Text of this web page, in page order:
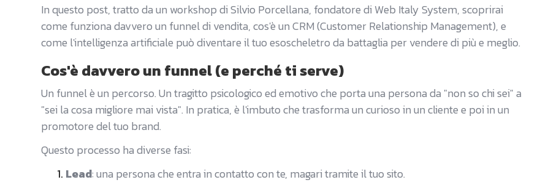
In questo post, tratto da un workshop di Silvio Porcellana, fondatore di Web Italy System, scoprirai
come funziona davvero un funnel di vendita, cos'è un CRM (Customer Relationship Management), e
come l'intelligenza artificiale può diventare il tuo esoscheletro da battaglia per vendere di più e meglio.
Cos'è davvero un funnel (e perché ti serve)
Un funnel è un percorso. Un tragitto psicologico ed emotivo che porta una persona da "non so chi sei" a
"sei la cosa migliore mai vista". In pratica, è l'imbuto che trasforma un curioso in un cliente e poi in un
promotore del tuo brand.
Questo processo ha diverse fasi:
Lead: una persona che entra in contatto con te, magari tramite il tuo sito.